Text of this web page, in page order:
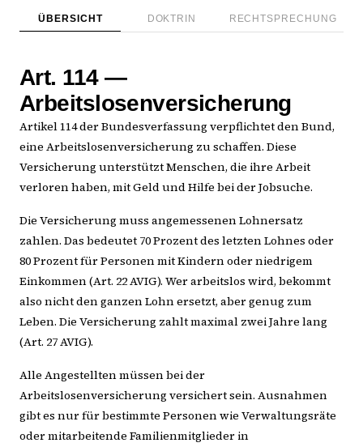
ÜBERSICHT DOKTRIN RECHTSPRECHUNG
Art. 114 —
Arbeitslosenversicherung
Artikel 114 der Bundesverfassung verpflichtet den Bund,
eine Arbeitslosenversicherung zu schaffen. Diese
Versicherung unterstützt Menschen, die ihre Arbeit
verloren haben, mit Geld und Hilfe bei der Jobsuche.
Die Versicherung muss angemessenen Lohnersatz
zahlen. Das bedeutet 70 Prozent des letzten Lohnes oder
80 Prozent für Personen mit Kindern oder niedrigem
Einkommen (Art. 22 AVIG). Wer arbeitslos wird, bekommt
also nicht den ganzen Lohn ersetzt, aber genug zum
Leben. Die Versicherung zahlt maximal zwei Jahre lang
(Art. 27 AVIG).
Alle Angestellten müssen bei der
Arbeitslosenversicherung versichert sein. Ausnahmen
gibt es nur für bestimmte Personen wie Verwaltungsräte
oder mitarbeitende Familienmitglieder in